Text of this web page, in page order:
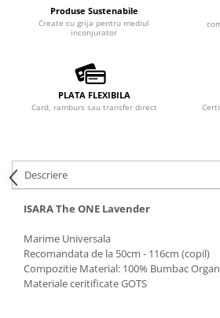
Produse Sustenabile
Create cu grija pentru mediul
inconjurator
PLATA FLEXIBILA
Card, ramburs sau transfer direct
Descriere
ISARA The ONE Lavender
Marime Universala
Recomandata de la 50cm - 116cm (copil)
Compozitie Material: 100% Bumbac
Materiale ceritificate GOTS